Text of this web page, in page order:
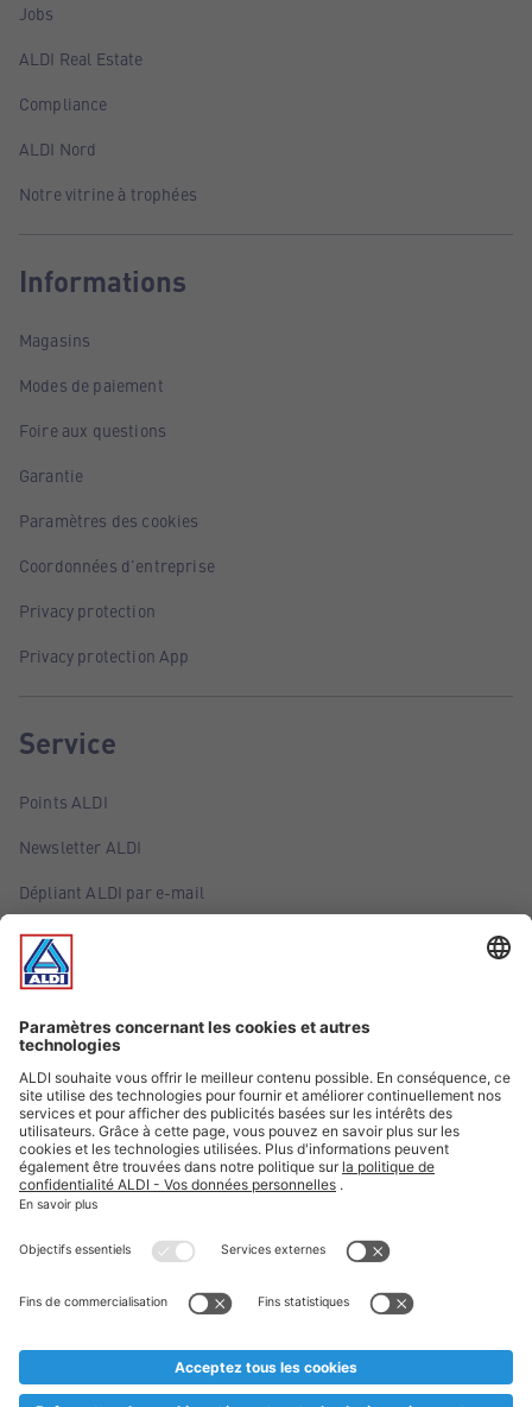
Jobs
ALDI Real Estate
Compliance
ALDI Nord
Notre vitrine à trophées
Informations
Magasins
Modes de paiement
Foire aux questions
Garantie
Paramètres des cookies
Coordonnées d'entreprise
Privacy protection
Privacy protection App
Service
Points ALDI
Newsletter ALDI
Dépliant ALDI par e-mail
Offres
Infos essentielles
Suivez ALDI Belgique
Textes marqués d'un astérisque et mentions légales
* Nous vendons ces articles temporairement et jusqu'à
au cas où, malgré le planning bien étudié, nous serions
prématurément en rupture de stock. Prix Recupel et TVA incl.
** Sur ce site, l’utilisation de la forme masculine a été adoptée